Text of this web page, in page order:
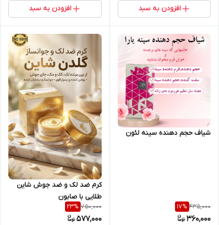
افزودن به سبد افزودن به سبد
شیاف حجم دهنده سینه لئون
435,000
17%
360,000
کرم ضد لک و ضد جوش شاین
طلایی با صابون
750,000
23%
577,000